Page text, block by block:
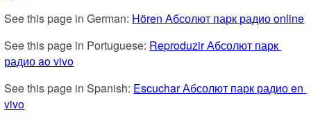
See this page in German: Hören Абсолют парк радио online
See this page in Portuguese: Reproduzir Абсолют парк
радио ao vivo
See this page in Spanish: Escuchar Абсолют парк радио en
vivo